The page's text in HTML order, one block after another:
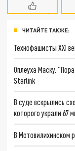
ЧИТАЙТЕ ТАКЖЕ:
Технофашисты XXI
Оплеуха Маску.
Starlink
В суде вскрылись
которого украли 67
В Мотовилихинском